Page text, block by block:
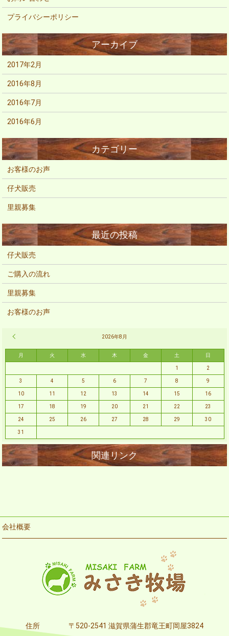
プライバシーポリシー
2017年2月
2016年8月
2016年7月
2016年6月
お客様のお声
仔犬販売
里親募集
仔犬販売
ご購入の流れ
里親募集
お客様のお声
2026年8月
月 火 水 木 金 土 日
1 2
3 4 5 6 7 8 9
10 11 12 13 14 15 16
17 18 19 20 21 22 23
24 25 26 27 28 29 30
31
会社概要
住所 〒520-2541 滋賀県蒲生郡竜王町岡屋3824